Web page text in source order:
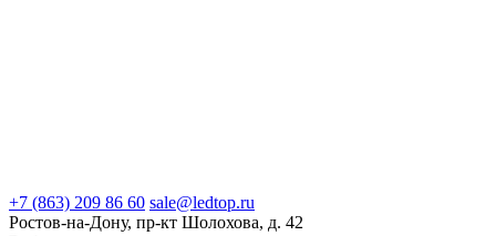
+7 (863) 209 86 60 sale@ledtop.ru
Ростов-на-Дону, пр-кт Шолохова, д. 42